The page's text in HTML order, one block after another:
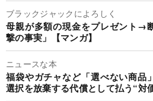
ブラックジャックによろしく
母親が多額の現金をプレゼント→
撃の事実」【マンガ】
ニュースな本
福袋やガチャなど「選べない商品
選択を放棄する代償として払う“対